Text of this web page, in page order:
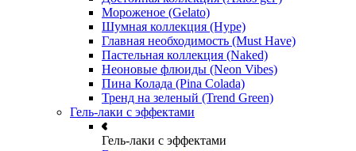
Мороженое (Gelato)
Шумная коллекция (Hype)
Главная необходимость (Must Have)
Пастельная коллекция (Naked)
Неоновые флюиды (Neon Vibes)
Пина Колада (Pina Colada)
Тренд на зеленый (Trend Green)
Гель-лаки с эффектами
Гель-лаки с эффектами